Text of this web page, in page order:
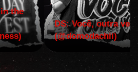
the
DS: Você, outra vez!
(@domodachii)